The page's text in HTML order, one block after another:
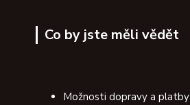
Co by jste měli vědět
Možnosti dopravy a platby